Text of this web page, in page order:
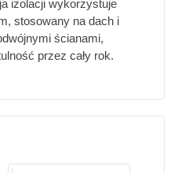
izolacji wykorzystuje
stosowany na dach i
ścianami,
przez cały rok.